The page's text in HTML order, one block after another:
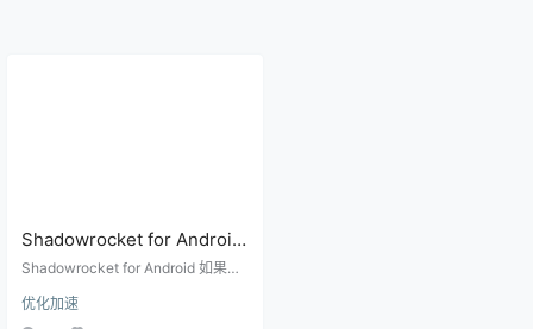
Shadowrocket for Android
看不了日志怎么排查？
替代检查方法
Shadowrocket for Android 如果没
测、IP 检测、规则切换、节点对比
和系统设置来分层排查不能联网问
优化加速